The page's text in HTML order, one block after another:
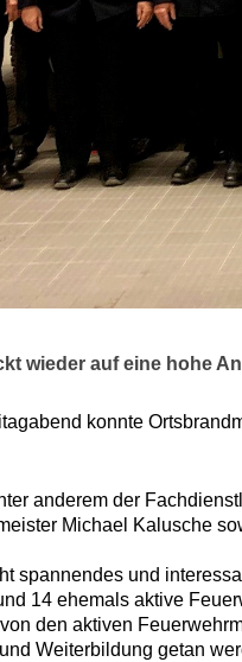
wieder auf eine hohe
konnte
anderem der
Michael Kalusche
spannendes und
14 ehemals aktive
den aktiven
Weiterbildung getan